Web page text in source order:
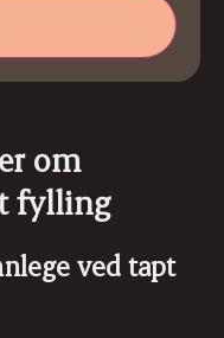
om
fylling
ved tapt